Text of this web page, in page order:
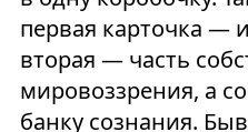
первая карточка —
вторая — часть
мировоззрения, а
банку сознания.